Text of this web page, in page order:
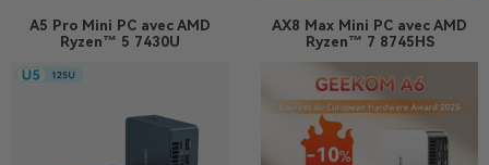
A5 ProMini PC avec AMD
Ryzen™ 5 7430U
AX8 Max Mini PC avec AMD
Ryzen™ 7 8745HS